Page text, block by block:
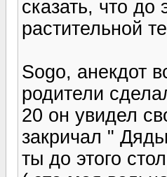
сказать, что до
растительной
Sogo, анекдот
родители
20 он увидел
закричал "
ты до этого